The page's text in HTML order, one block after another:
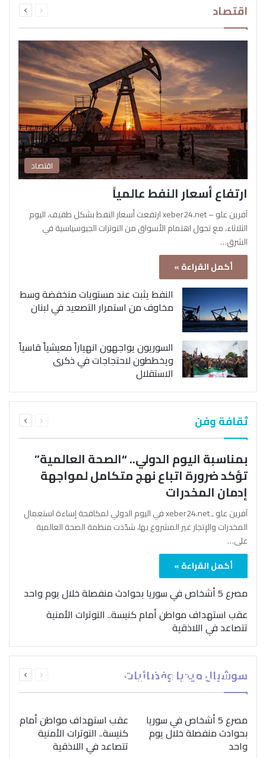
اقتصاد الصفحةالصفحة
اقتصاد
ارتفاع أسعار النفط عالمياً
آفرين علو – xeber24.net ارتفعت أسعار النفط بشكل طفيف، اليوم
الثلاثاء، مع تحول اهتمام الأسواق من التوترات الجيوسياسية في
الشرق…
أكمل القراءة »
النفط يثبت عند مستويات منخفضة وسط
مخاوف من استمرار التصعيد في لبنان
السوريون يواجهون انهياراً معيشياً قاسياً
ويخططون لاحتجاجات في ذكرى
الاستقلال
ثقافة وفن الصفحةالصفحة
بمناسبة اليوم الدولي.. “الصحة العالمية”
تؤكد ضرورة اتباع نهج متكامل لمواجهة
إدمان المخدرات
آفرين علو ـ xeber24.net في اليوم الدولي لمكافحة إساءة استعمال
المخدرات والإتجار غير المشروع بها، شدّدت منظمة الصحة العالمية
على…
أكمل القراءة »
مصرع 5 أشخاص في سوريا بحوادث منفصلة خلال يوم واحد
عقب استهداف مواطن أمام كنيسة.. التوترات الأمنية
تتصاعد في اللاذقية
سوشيال ميديا وفضائيات الصفحةالصفحة
بمناسبة اليوم الدولي..
“الصحة العالمية” تؤكد
ضرورة اتباع نهج متكامل
لمواجهة إدمان المخدرات
مصرع 5 أشخاص في سوريا
بحوادث منفصلة خلال يوم
واحد
عقب استهداف مواطن أمام
كنيسة.. التوترات الأمنية
تتصاعد في اللاذقية